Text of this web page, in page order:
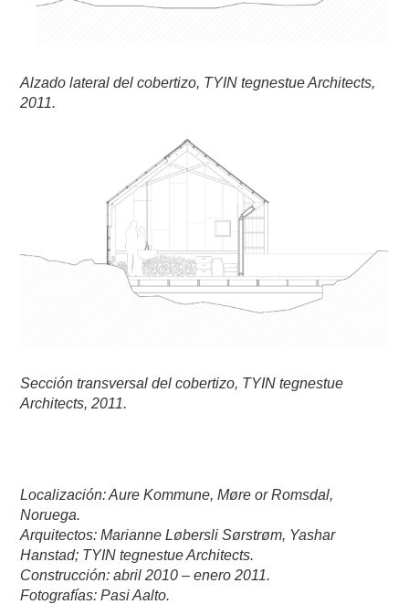
Alzado lateral del cobertizo, TYIN tegnestue Architects,
2011.
Sección transversal del cobertizo, TYIN tegnestue
Architects, 2011.
Localización: Aure Kommune, Møre or Romsdal,
Noruega.
Arquitectos: Marianne Løbersli Sørstrøm, Yashar
Hanstad; TYIN tegnestue Architects.
Construcción: abril 2010 – enero 2011.
Fotografías: Pasi Aalto.